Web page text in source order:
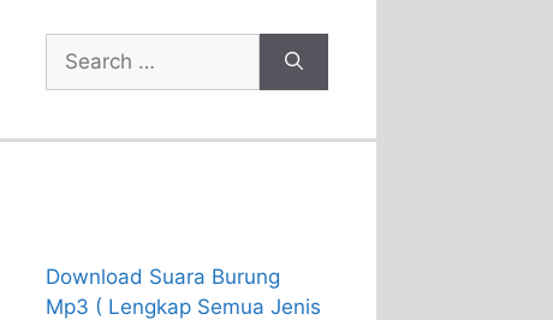
Search
for:
Download Suara Burung
Mp3 ( Lengkap Semua Jenis